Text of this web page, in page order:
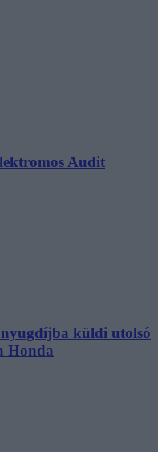
Audit
küldi utolsó
Honda